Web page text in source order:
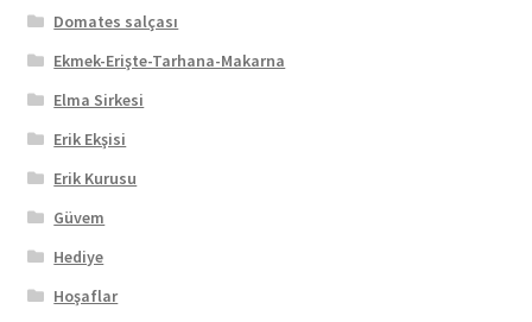
Domates salçası
Ekmek-Erişte-Tarhana-Makarna
Elma Sirkesi
Erik Ekşisi
Erik Kurusu
Güvem
Hediye
Hoşaflar